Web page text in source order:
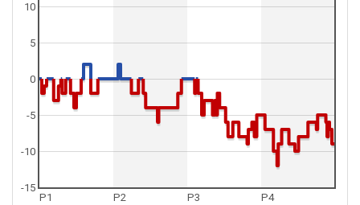
P1 P2 P3 P4
0
5
10
-15
-10
-5